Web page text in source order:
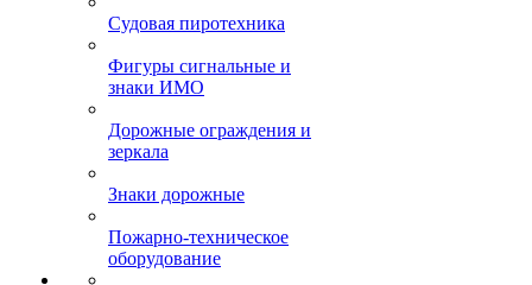
Судовая пиротехника
Фигуры сигнальные и
знаки ИМО
Дорожные ограждения и
зеркала
Знаки дорожные
Пожарно-техническое
оборудование